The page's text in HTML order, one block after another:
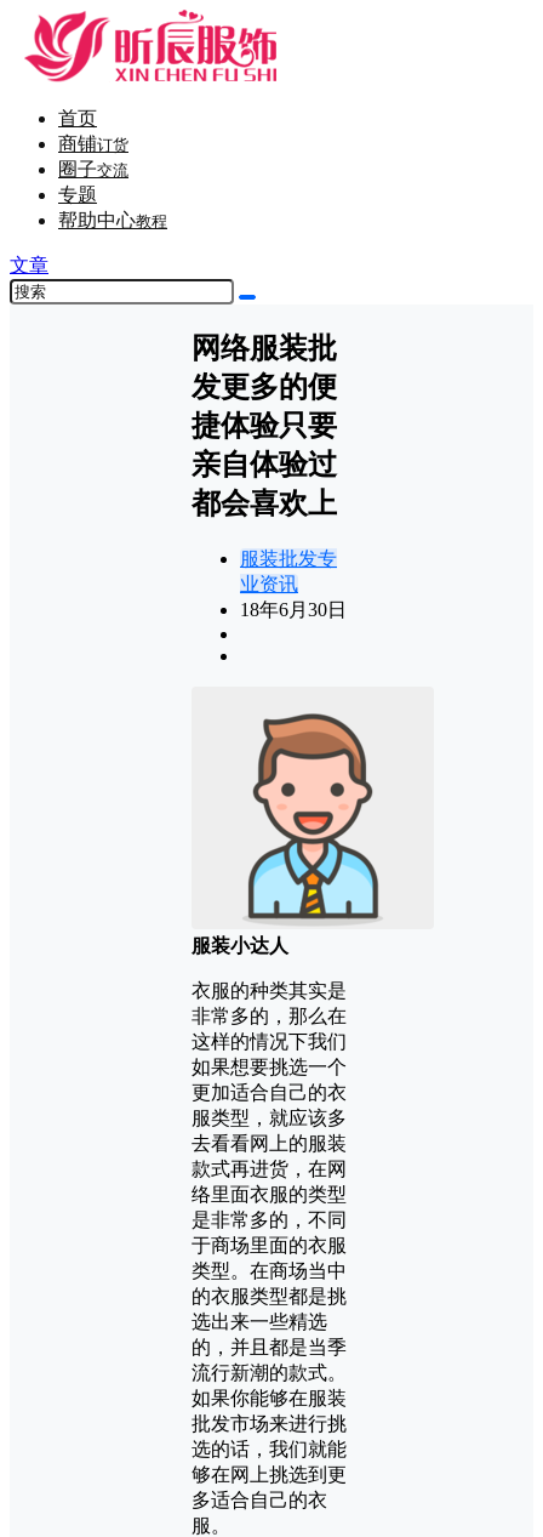
首页
商铺订货
圈子交流
专题
帮助中心教程
文章
网络服装批
发更多的便
捷体验只要
亲自体验过
都会喜欢上
服装批发专
业资讯
18年6月30日
服装小达人
衣服的种类其实是
非常多的，那么在
这样的情况下我们
如果想要挑选一个
更加适合自己的衣
服类型，就应该多
去看看网上的服装
款式再进货，在网
络里面衣服的类型
是非常多的，不同
于商场里面的衣服
类型。在商场当中
的衣服类型都是挑
选出来一些精选
的，并且都是当季
流行新潮的款式。
如果你能够在服装
批发市场来进行挑
选的话，我们就能
够在网上挑选到更
多适合自己的衣
服。